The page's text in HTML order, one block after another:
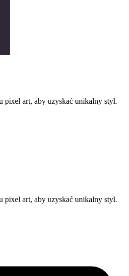
pixel art, aby uzyskać unikalny styl.
pixel art, aby uzyskać unikalny styl.